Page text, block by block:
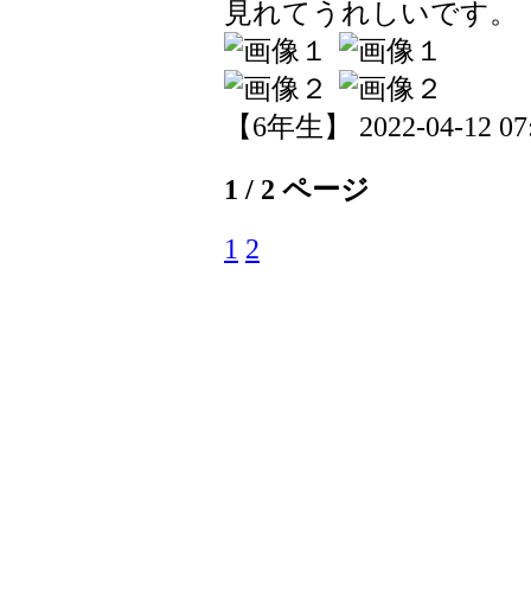
見れてうれしいです。
【6年生】 2022-04-12
1 / 2 ページ
1 2